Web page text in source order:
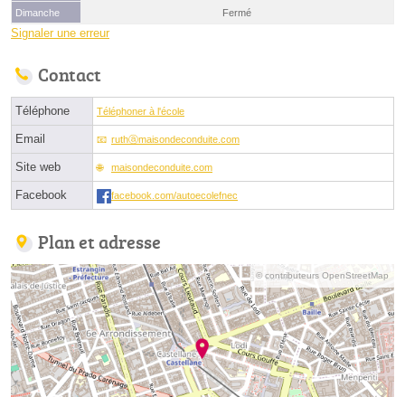
Dimanche
Fermé
Signaler une erreur
Contact
Téléphone Téléphoner à l'école
Email ruthⓐmaisondeconduite.com
Site web maisondeconduite.com
Facebook facebook.com/autoecolefnec
Plan et adresse
© contributeurs OpenStreetMap